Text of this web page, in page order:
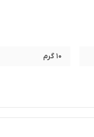
10 گرم